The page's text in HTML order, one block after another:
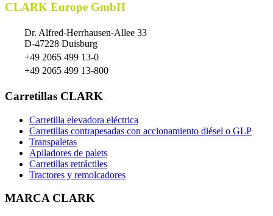
CLARK Europe GmbH
Dr. Alfred-Herrhausen-Allee 33
D-47228 Duisburg
+49 2065 499 13-0
+49 2065 499 13-800
Carretillas CLARK
Carretilla elevadora eléctrica
Carretillas contrapesadas con accionamiento diésel o GLP
Transpaletas
Apiladores de palets
Carretillas retráctiles
Tractores y remolcadores
MARCA CLARK